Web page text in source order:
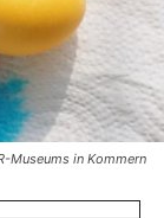
Museums in Kommern